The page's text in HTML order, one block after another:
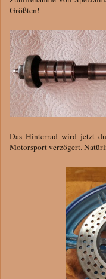
Größten!
Das Hinterrad wird jetzt
Motorsport verzögert.